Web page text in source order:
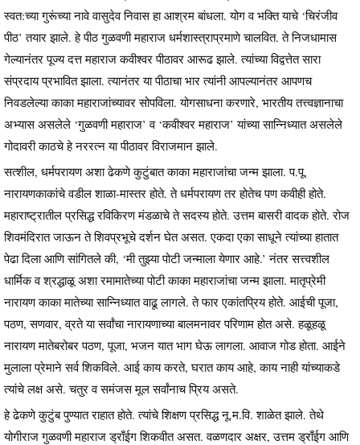
स्वत:च्या गुरूंच्या नावे वासुदेव निवास हा आश्रम बांधला. योग व भक्ति याचे ‘चिरंजीव
पीठ’ तयार झाले. हे पीठ गुळवणी महाराज धर्मशास्त्राप्रमाणे चालवित. ते निजधामास
गेल्यानंतर पूज्य दत्त महाराज कवीश्वर पीठावर आरूढ झाले. त्यांच्या विद्वत्तेत सारा
संप्रदाय प्रभावित झाला. त्यानंतर या पीठाचा भार त्यांनी आपल्यानंतर आपणच
निवडलेल्या काका महाराजांच्यावर सोपविला. योगसाधना करणारे, भारतीय तत्त्वज्ञानाचा
अभ्यास असलेले ‘गुळवणी महाराज’ व ‘कवीश्वर महाराज’ यांच्या सान्निध्यात असलेले
गोदावरी काठचे हे नररत्न या पीठावर विराजमान झाले.
सत्शील, धर्मपरायण अशा ढेकणे कुटुंबात काका महाराजांचा जन्म झाला. प.पू.
नारायणकाकांचे वडील शाळा-मास्तर होते. ते धर्मपरायण तर होतेच पण कवीही होते.
महाराष्ट्रातील प्रसिद्ध रविकिरण मंडळाचे ते सदस्य होते. उत्तम बासरी वादक होते. रोज
शिवमंदिरात जाऊन ते शिवप्रभूचे दर्शन घेत असत. एकदा एका साधूने त्यांच्या हातात
पेढा दिला आणि सांगितले की, ‘मी तुझ्या पोटी जन्माला येणार आहे.’ नंतर सत्त्वशील
धार्मिक व श्रद्धाळू अशा रमामातेच्या पोटी काका महाराजांचा जन्म झाला. मातृप्रेमी
नारायण काका मातेच्या सान्निध्यात वाढू लागले. ते फार एकांतप्रिय होते. आईची पूजा,
पठण, सणवार, व्रते या सर्वांचा नारायणाच्या बालमनावर परिणाम होत असे. हळूहळू
नारायण मातेबरोबर पठण, पूजा, भजन यात भाग घेऊ लागला. आवाज गोड होता. आईने
मुलाला प्रेमाने सर्व शिकविले. आई काय करते, घरात काय आहे, काय नाही यांच्याकडे
त्यांचे लक्ष असे. चतुर व समंजस मूल सर्वांनाच प्रिय असते.
हे ढेकणे कुटुंब पुण्यात राहात होते. त्यांचे शिक्षण प्रसिद्ध नू.म.वि. शाळेत झाले. तेथे
योगीराज गुळवणी महाराज ड्राँईग शिकवीत असत. वळणदार अक्षर, उत्तम ड्राँईग आणि